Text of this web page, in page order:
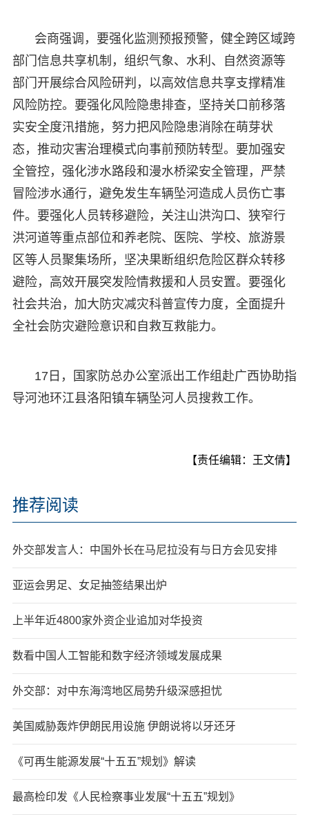
会商强调，要强化监测预报预警，健全跨区域跨
部门信息共享机制，组织气象、水利、自然资源等
部门开展综合风险研判，以高效信息共享支撑精准
风险防控。要强化风险隐患排查，坚持关口前移落
实安全度汛措施，努力把风险隐患消除在萌芽状
态，推动灾害治理模式向事前预防转型。要加强安
全管控，强化涉水路段和漫水桥梁安全管理，严禁
冒险涉水通行，避免发生车辆坠河造成人员伤亡事
件。要强化人员转移避险，关注山洪沟口、狭窄行
洪河道等重点部位和养老院、医院、学校、旅游景
区等人员聚集场所，坚决果断组织危险区群众转移
避险，高效开展突发险情救援和人员安置。要强化
社会共治，加大防灾减灾科普宣传力度，全面提升
全社会防灾避险意识和自救互救能力。
17日，国家防总办公室派出工作组赴广西协助指
导河池环江县洛阳镇车辆坠河人员搜救工作。
【责任编辑：王文倩】
推荐阅读
外交部发言人：中国外长在马尼拉没有与日方会见安排
亚运会男足、女足抽签结果出炉
上半年近4800家外资企业追加对华投资
数看中国人工智能和数字经济领域发展成果
外交部：对中东海湾地区局势升级深感担忧
美国威胁轰炸伊朗民用设施 伊朗说将以牙还牙
《可再生能源发展“十五五”规划》解读
最高检印发《人民检察事业发展“十五五”规划》